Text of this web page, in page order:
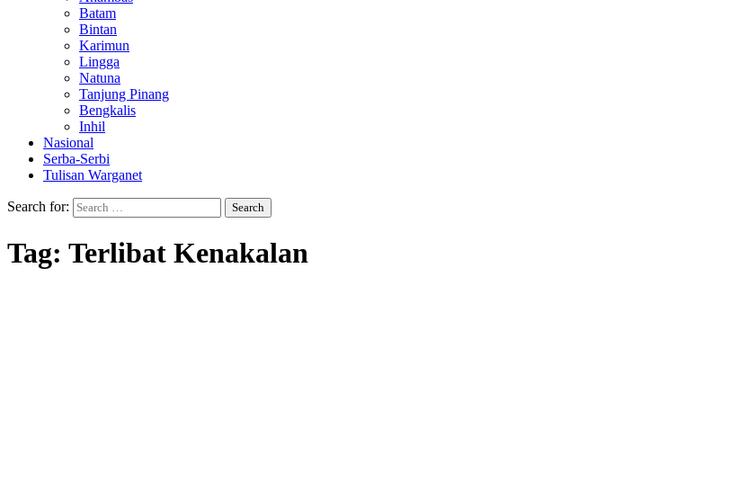
Batam
Bintan
Karimun
Lingga
Natuna
Tanjung Pinang
Bengkalis
Inhil
Nasional
Serba-Serbi
Tulisan Warganet
Search for:
Tag: Terlibat Kenakalan